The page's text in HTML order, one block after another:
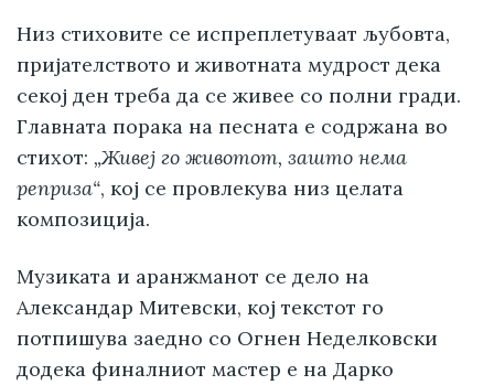
Низ стиховите се испреплетуваат љубовта,
пријателството и животната мудрост дека
секој ден треба да се живее со полни гради.
Главната порака на песната е содржана во
стихот: „Живеј го животот, зашто нема
реприза“, кој се провлекува низ целата
композиција.
Музиката и аранжманот се дело на
Александар Митевски, кој текстот го
потпишува заедно со Огнен Неделковски
додека финалниот мастер е на Дарко